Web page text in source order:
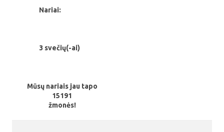
Nariai:
3 svečių(-ai)
Mūsų nariais jau tapo
15191
žmonės!